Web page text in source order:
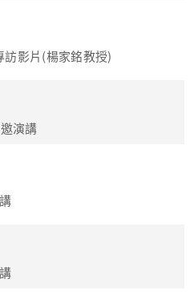
訪影片(楊家銘教授)
演講